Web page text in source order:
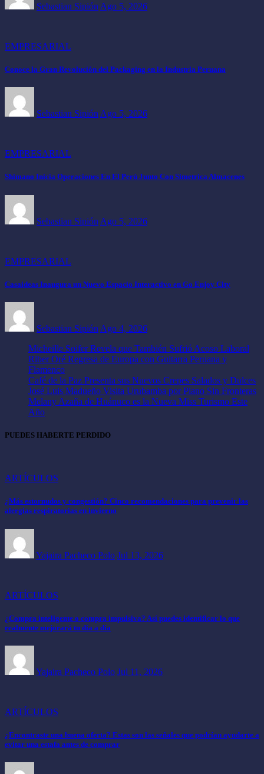
Sebastian Sipión Ago 5, 2026
EMPRESARIAL
Conoce la Gran Revolución del Packaging en la Industria Peruana
Sebastian Sipión Ago 5, 2026
EMPRESARIAL
Shimano Inicia Operaciones En El Perú Junto Con Simetrica Almacenes
Sebastian Sipión Ago 5, 2026
EMPRESARIAL
Casaideas Inaugura un Nuevo Espacio Interactivo en Go Enjoy City
Sebastian Sipión Ago 4, 2026
Micheille Soifer Revela que También Sufrió Acoso Laboral
Riber Oré Regresa de Europa con Guitarra Peruana y
Flamenco
Café de la Paz Presenta sus Nuevos Crepes Salados y Dulces
José Luis Madueño Visita Urubamba por Piano Sin Fronteras
Melany Azaña de Huánuco es la Nueva Miss Turismo Este
Año
PUEDES HABERTE PERDIDO
ARTÍCULOS
¿Más estornudos y congestión? Cinco recomendaciones para prevenir las
alergias respiratorias en invierno
Yajaira Pacheco Polo Jul 13, 2026
ARTÍCULOS
¿Compra inteligente o compra impulsiva? Así puedes identificar lo que
realmente mejorará tu día a día
Yajaira Pacheco Polo Jul 11, 2026
ARTÍCULOS
¿Encontraste una buena oferta? Estas son las señales que podrían ayudarte a
evitar una estafa antes de comprar